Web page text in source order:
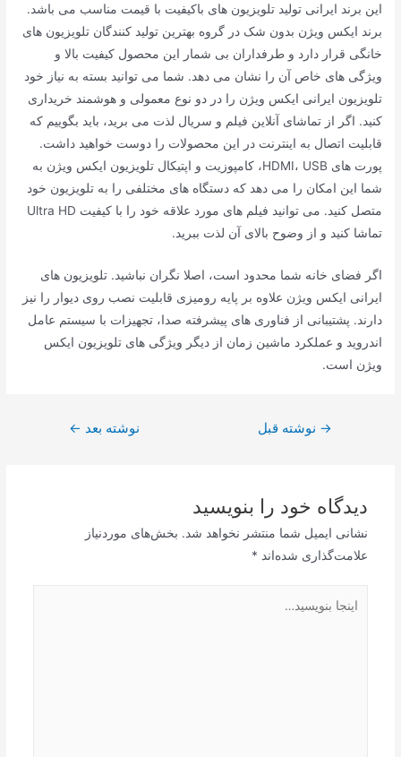
این برند ایرانی تولید تلویزیون های باکیفیت با قیمت مناسب می باشد.
برند ایکس ویژن بدون شک در گروه بهترین تولید کنندگان تلویزیون های
خانگی قرار دارد و طرفداران بی شمار این محصول کیفیت بالا و
ویژگی های خاص آن را نشان می دهد. شما می توانید بسته به نیاز خود
تلویزیون ایرانی ایکس ویژن را در دو نوع معمولی و هوشمند خریداری
کنید. اگر از تماشای آنلاین فیلم و سریال لذت می برید، باید بگوییم که
قابلیت اتصال به اینترنت در این محصولات را دوست خواهید داشت.
پورت های HDMI، USB، کامپوزیت و اپتیکال تلویزیون ایکس ویژن به
شما این امکان را می دهد که دستگاه های مختلفی را به تلویزیون خود
متصل کنید. می توانید فیلم های مورد علاقه خود را با کیفیت Ultra HD
تماشا کنید و از وضوح بالای آن لذت ببرید.
اگر فضای خانه شما محدود است، اصلا نگران نباشید. تلویزیون های
ایرانی ایکس ویژن علاوه بر پایه رومیزی قابلیت نصب روی دیوار را نیز
دارند. پشتیبانی از فناوری های پیشرفته صدا، تجهیزات با سیستم عامل
اندروید و عملکرد ماشین زمان از دیگر ویژگی های تلویزیون ایکس
ویژن است.
راهبری→ نوشته قبل نوشته بعد ←
دیدگاه‌ خود را بنویسید
نشانی ایمیل شما منتشر نخواهد شد. بخش‌های موردنیاز
علامت‌گذاری شده‌اند *
بنویسید…